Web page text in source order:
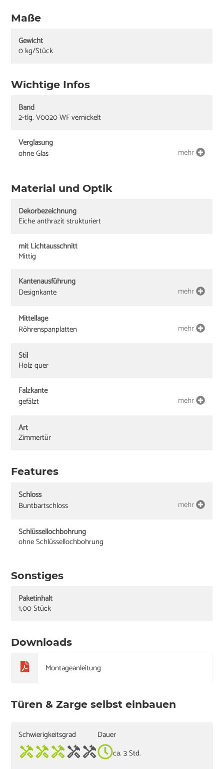
Maße
Gewicht
0 kg/Stück
Wichtige Infos
Band
2-tlg. V0020 WF vernickelt
Verglasung
ohne Glas
mehr
Material und Optik
Dekorbezeichnung
Eiche anthrazit strukturiert
mit Lichtausschnitt
Mittig
Kantenausführung
Designkante
mehr
Mittellage
Röhrenspanplatten
mehr
Stil
Holz quer
Falzkante
gefälzt
mehr
Art
Zimmertür
Features
Schloss
Buntbartschloss
mehr
Schlüssellochbohrung
ohne Schlüssellochbohrung
Sonstiges
Paketinhalt
1,00 Stück
Downloads
Montageanleitung
Türen & Zarge selbst einbauen
Schwierigkeitsgrad
Dauer
ca. 3 Std.